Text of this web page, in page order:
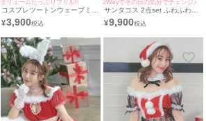
ボリュームたっぷりフリル!!
コスプレツートンウェーブミニ
パニエ
¥3,900
2Wayでその日の気分でチェンジ♪
サンタコス 2点set ふわふわ猫
サンタ帽オフショルダーラメツ
イード サンタ コスプレ [ワン
¥9,900